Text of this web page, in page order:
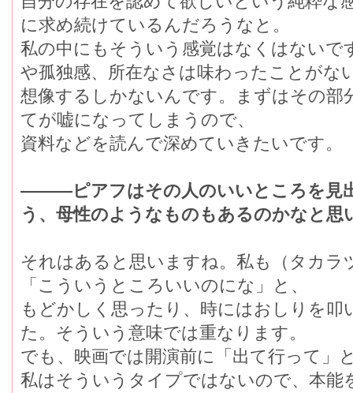
に求め続けているんだろうなと。
私の中にもそういう感覚はなくはないで
や孤独感、所在なさは味わったことがな
想像するしかないんです。まずはその部
てが嘘になってしまうので、
資料などを読んで深めていきたいです。
―――ピアフはその人のいいところを見
う、母性のようなものもあるのかなと思
それはあると思いますね。私も（タカラ
「こういうところいいのにな」と、
もどかしく思ったり、時にはおしりを
た。そういう意味では重なります。
でも、映画では開演前に「出て行って」
私はそういうタイプではないので、本能